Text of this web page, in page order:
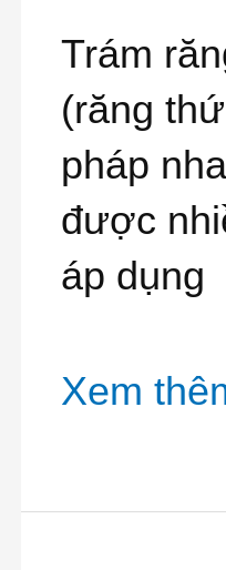
Trám
(răng
pháp
được
áp dụng
Răng
Khôn
Xem